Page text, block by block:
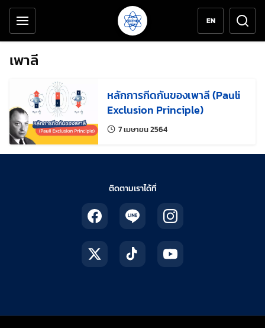
ข้ามไปยังเนื้อหาหลัก
เครื่องมือช่วยเหลือ
EN
เพาลี
หลักการกีดกันของเพาลี (Pauli
Exclusion Principle)
7 เมษายน 2564แก้ไขล่าสุดเมื่อ:
ติดตามเราได้ที่